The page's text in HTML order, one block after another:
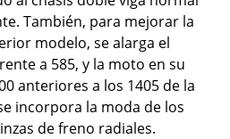
También, para mejorar la
modelo, se alarga el
a 585, y la moto en su
anteriores a los 1405 de la
incorpora la moda de los
de freno radiales.